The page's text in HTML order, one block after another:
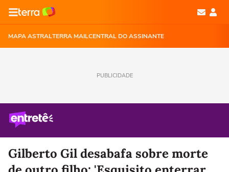
MAPA ASTRALTERRA MAILCENTRAL DO ASSINANTE
PUBLICIDADE
Gilberto Gil desabafa sobre morte